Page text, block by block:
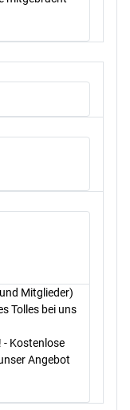
Mitglieder)
Tolles bei uns
- Kostenlose
Angebot